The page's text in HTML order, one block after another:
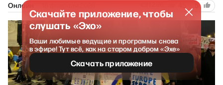
Онлайн 5
Скачайте приложение, чтобы
слушать «Эхо»
Ваши любимые ведущие и программы снова
в эфире! Тут всё, как на старом добром «Эхе»
Скачать приложение